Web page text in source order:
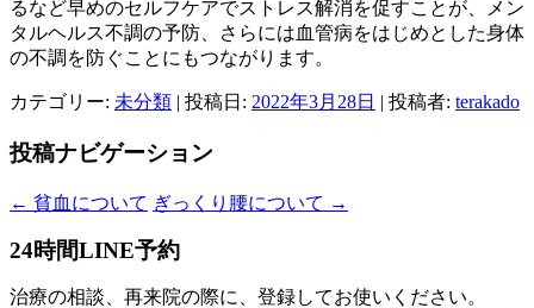
るなど早めのセルフケアでストレス解消を促すことが、メン
タルヘルス不調の予防、
さらには血管病をはじめとした身体
の不調を防ぐことにもつながり ます。
カテゴリー: 未分類 | 投稿日: 2022年3月28日 | 投稿者: terakado
投稿ナビゲーション
← 貧血について ぎっくり腰について →
24時間LINE予約
治療の相談、再来院の際に、登録してお使いください。